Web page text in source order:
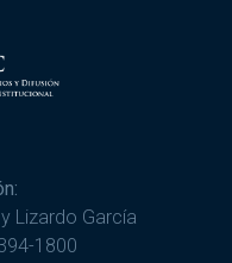
Lizardo García
1800